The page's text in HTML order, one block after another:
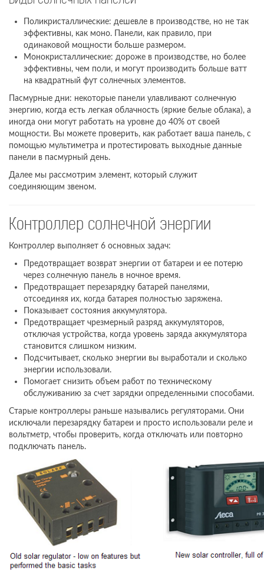
Поликристаллические: дешевле в производстве, но не так
эффективны, как моно. Панели, как правило, при
одинаковой мощности больше размером.
Монокристаллические: дороже в производстве, но более
эффективны, чем поли, и могут производить больше ватт
на квадратный фут солнечных элементов.
Пасмурные дни: некоторые панели улавливают солнечную
энергию, когда есть легкая облачность (яркие белые облака), а
иногда они могут работать на уровне до 40% от своей
мощности. Вы можете проверить, как работает ваша панель, с
помощью мультиметра и протестировать выходные данные
панели в пасмурный день.
Далее мы рассмотрим элемент, который служит
соединяющим звеном.
Контроллер солнечной энергии
Контроллер выполняет 6 основных задач:
Предотвращает возврат энергии от батареи и ее потерю
через солнечную панель в ночное время.
Предотвращает перезарядку батарей панелями,
отсоединяя их, когда батарея полностью заряжена.
Показывает состояния аккумулятора.
Предотвращает чрезмерный разряд аккумуляторов,
отключая устройства, когда уровень заряда аккумулятора
становится слишком низким.
Подсчитывает, сколько энергии вы выработали и сколько
энергии использовали.
Помогает снизить объем работ по техническому
обслуживанию за счет зарядки определенными способами.
Старые контроллеры раньше назывались регуляторами. Они
исключали перезарядку батареи и просто использовали реле и
вольтметр, чтобы проверить, когда отключать или повторно
подключать панель.